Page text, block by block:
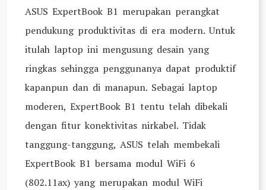
ASUS ExpertBook B1 merupakan perangkat
pendukung produktivitas di era modern. Untuk
itulah laptop ini mengusung desain yang
ringkas sehingga penggunanya dapat produktif
kapanpun dan di manapun. Sebagai laptop
moderen, ExpertBook B1 tentu telah dibekali
dengan fitur konektivitas nirkabel. Tidak
tanggung-tanggung, ASUS telah membekali
ExpertBook B1 bersama modul WiFi 6
(802.11ax) yang merupakan modul WiFi